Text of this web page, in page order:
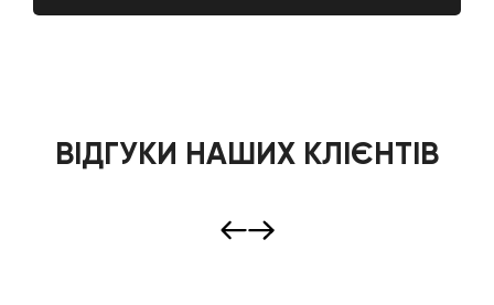
ВІДГУКИ НАШИХ КЛІЄНТІВ